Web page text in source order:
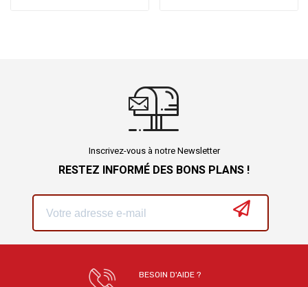
Inscrivez-vous à notre Newsletter
RESTEZ INFORMÉ DES BONS PLANS !
BESOIN D'AIDE ?